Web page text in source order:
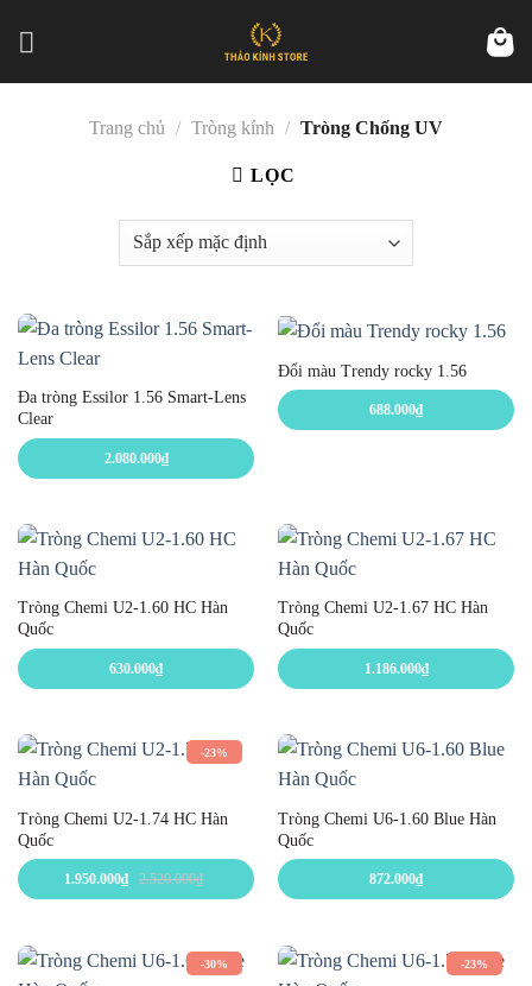
Trang chủ / Tròng kính / Tròng Chống UV
LỌC
Đa tròng Essilor 1.56 Smart-Lens
Clear
2.080.000₫
Đổi màu Trendy rocky 1.56
688.000₫
Tròng Chemi U2-1.60 HC Hàn
Quốc
630.000₫
Tròng Chemi U2-1.67 HC Hàn
Quốc
1.186.000₫
-23%
Tròng Chemi U2-1.74 HC Hàn
Quốc
1.950.000₫ 2.520.000₫
Tròng Chemi U6-1.60 Blue Hàn
Quốc
872.000₫
-30% -23%